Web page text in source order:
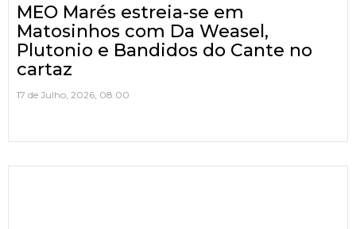
MEO Marés estreia-se em
Matosinhos com Da Weasel,
Plutonio e Bandidos do Cante no
cartaz
17 de Julho, 2026, 08:00